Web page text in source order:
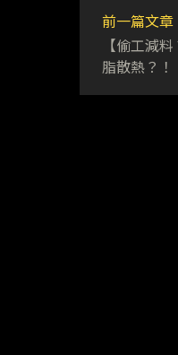
前一篇文章
【偷工減
脂散熱？！